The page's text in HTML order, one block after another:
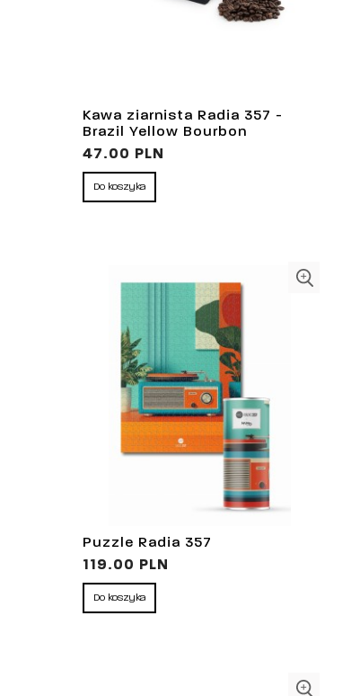
Kawa ziarnista Radia 357 -
Brazil Yellow Bourbon
47.00 PLN
Do koszyka
Puzzle Radia 357
119.00 PLN
Do koszyka